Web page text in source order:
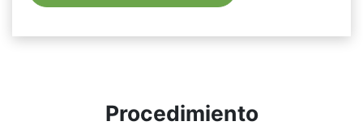
Procedimiento